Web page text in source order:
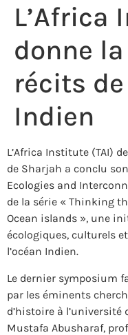
donne
récits de
Indien
L’Africa Institute (TAI)
de Sharjah a conclu
Ecologies and
de la série « Thinking
Ocean islands », une
écologiques, culturels
l’océan Indien.
Le dernier symposium
par les éminents
d’histoire à l’université
Mustafa Abusharaf,